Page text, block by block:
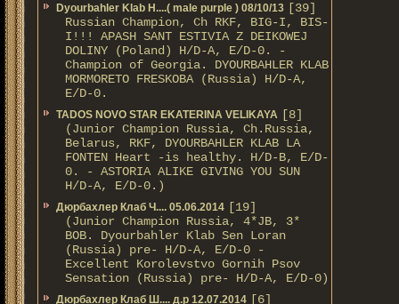
Dyourbahler Klab H....( male purple ) 08/10/13 [39]
Russian Champion, Ch RKF, BIG-I, BIS-
I!!! APASH SANT ESTIVIA Z DEIKOWEJ
DOLINY (Poland) H/D-A, E/D-0. -
Champion of Georgia. DYOURBAHLER KLAB
MORMORETO FRESKOBA (Russia) H/D-A,
E/D-0.
TADOS NOVO STAR EKATERINA VELIKAYA [8]
(Junior Champion Russia, Ch.Russia,
Belarus, RKF, DYOURBAHLER KLAB LA
FONTEN Heart -is healthy. H/D-В, E/D-
0. - ASTORIA ALIKE GIVING YOU SUN
H/D-А, E/D-0.)
Дюрбахлер Клаб Ч.... 05.06.2014 [19]
(Junior Champion Russia, 4*JB, 3*
BOB. Dyourbahler Klab Sen Loran
(Russia) pre- H/D-A, E/D-0 -
Excellent Korolevstvo Gornih Psov
Sensation (Russia) pre- H/D-A, E/D-0)
Дюрбахлер Клаб Ш.... д.р 12.07.2014 [6]